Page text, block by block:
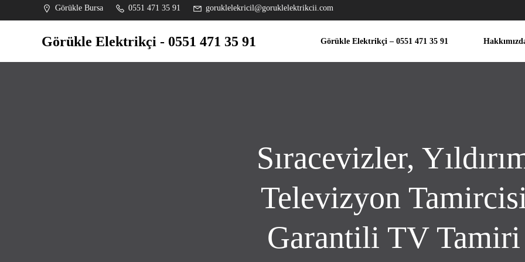
geç
Görükle Bursa 0551 471 35 91 goruklelekricil@goruklelektrikcii.com
Görükle Elektrikçi - 0551 471 35 91 Görükle Elektrikçi – 0551 471 35 91
Sıracevizler,
Televizyon
Garantili TV Tamiri